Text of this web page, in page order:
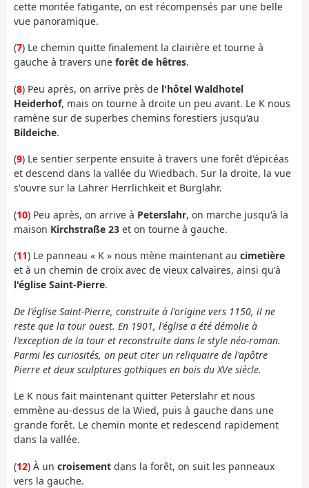
cette montée fatigante, on est récompensés par une belle
vue panoramique.
(7) Le chemin quitte finalement la clairière et tourne à
gauche à travers une forêt de hêtres.
(8) Peu après, on arrive près de l'hôtel Waldhotel
Heiderhof, mais on tourne à droite un peu avant. Le K nous
ramène sur de superbes chemins forestiers jusqu'au
Bildeiche.
(9) Le sentier serpente ensuite à travers une forêt d'épicéas
et descend dans la vallée du Wiedbach. Sur la droite, la vue
s'ouvre sur la Lahrer Herrlichkeit et Burglahr.
(10) Peu après, on arrive à Peterslahr, on marche jusqu'à la
maison Kirchstraße 23 et on tourne à gauche.
(11) Le panneau « K » nous mène maintenant au cimetière
et à un chemin de croix avec de vieux calvaires, ainsi qu'à
l'église Saint-Pierre.
De l'église Saint-Pierre, construite à l'origine vers 1150, il ne
reste que la tour ouest. En 1901, l'église a été démolie à
l'exception de la tour et reconstruite dans le style néo-roman.
Parmi les curiosités, on peut citer un reliquaire de l'apôtre
Pierre et deux sculptures gothiques en bois du XVe siècle.
Le K nous fait maintenant quitter Peterslahr et nous
emmène au-dessus de la Wied, puis à gauche dans une
grande forêt. Le chemin monte et redescend rapidement
dans la vallée.
(12) À un croisement dans la forêt, on suit les panneaux
vers la gauche.